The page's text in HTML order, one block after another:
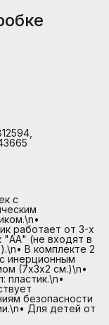
с
работает от 3-х
"АА" (не входят в
В комплекте 2
инерционным
(7х3х2 см.)\n•
пластик.\n•
безопасности
Для детей от